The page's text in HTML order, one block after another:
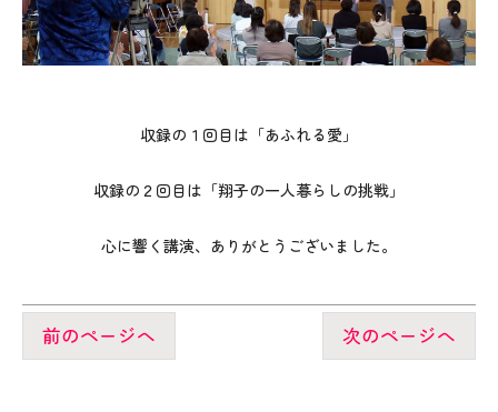
収録の１回目は「あふれる愛」
収録の２回目は「翔子の一人暮らしの挑戦」
心に響く講演、ありがとうございました。
前のページへ 次のページへ